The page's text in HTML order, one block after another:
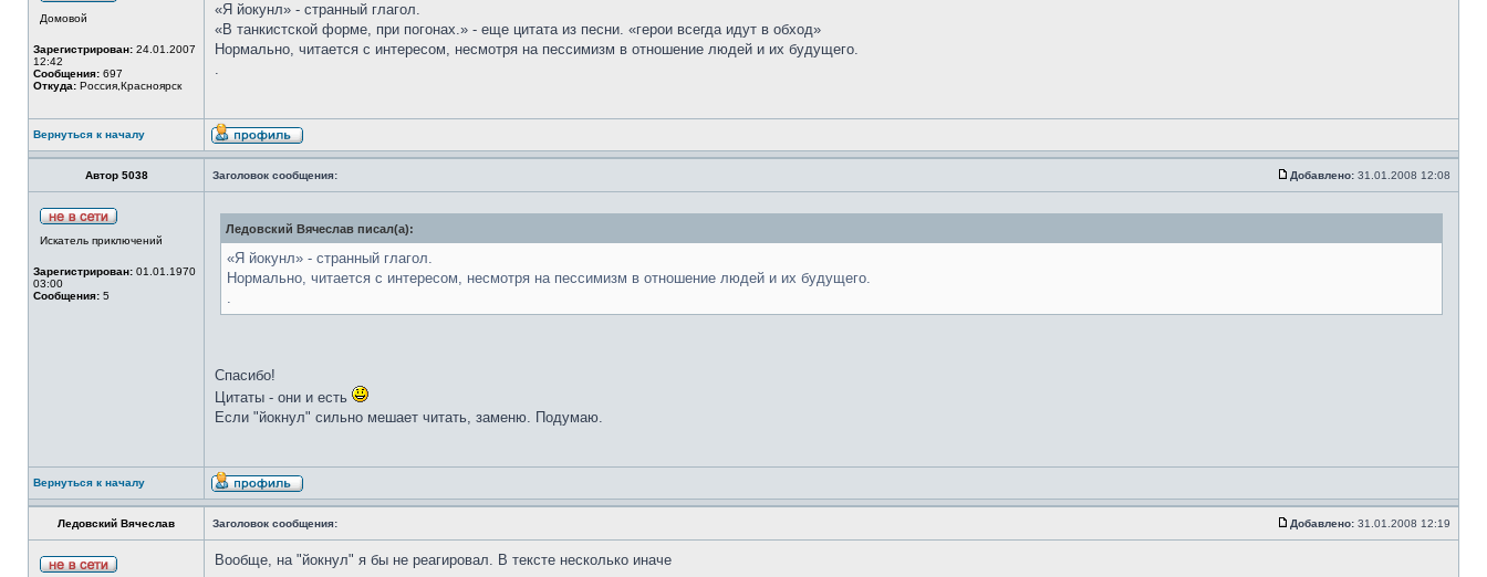
Домовой
Зарегистрирован: 24.01.2007
12:42
Сообщения: 697
Откуда: Россия,Красноярск
«Я йокунл» - странный глагол.
«В танкистской форме, при погонах.» - еще цитата из песни. «герои всегда идут в обход»
Нормально, читается с интересом, несмотря на пессимизм в отношение людей и их будущего.
.
Вернуться к началу
Автор 5038 Заголовок сообщения: Добавлено: 31.01.2008 12:08
Искатель приключений
Зарегистрирован: 01.01.1970
03:00
Сообщения: 5
Ледовский Вячеслав писал(а):
«Я йокунл» - странный глагол.
Нормально, читается с интересом, несмотря на пессимизм в отношение людей и их будущего.
.
Спасибо!
Цитаты - они и есть
Если "йокнул" сильно мешает читать, заменю. Подумаю.
Вернуться к началу
Ледовский Вячеслав Заголовок сообщения: Добавлено: 31.01.2008 12:19
Вообще, на "йокнул" я бы не реагировал. В тексте несколько иначе